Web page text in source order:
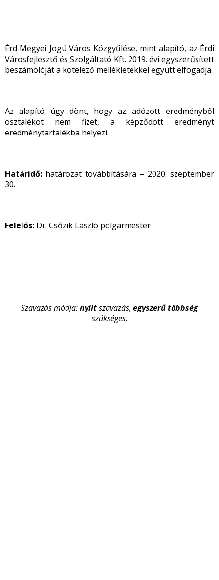
Érd Megyei Jogú Város Közgyűlése, mint alapító, az Érdi
Városfejlesztő és Szolgáltató Kft. 2019. évi egyszerűsített
beszámolóját a kötelező mellékletekkel együtt elfogadja.
Az alapító úgy dönt, hogy az adózott eredményből
osztalékot nem fizet, a képződött eredményt
eredménytartalékba helyezi.
Határidő: határozat továbbítására – 2020. szeptember
30.
Felelős: Dr. Csőzik László polgármester
Szavazás módja:nyíltszavazás, egyszerű többség
szükséges.